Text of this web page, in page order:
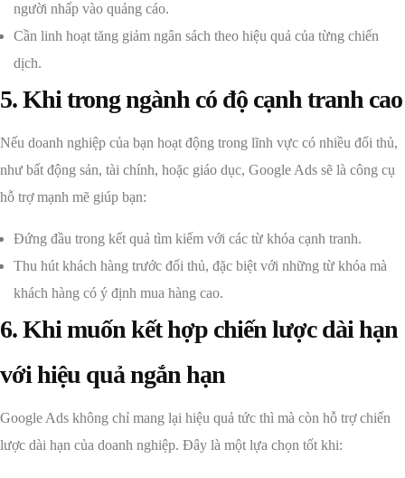
người nhấp vào quảng cáo.
Cần linh hoạt tăng giảm ngân sách theo hiệu quả của từng chiến
dịch.
5. Khi trong ngành có độ cạnh tranh cao
Nếu doanh nghiệp của bạn hoạt động trong lĩnh vực có nhiều đối thủ,
như bất động sản, tài chính, hoặc giáo dục, Google Ads sẽ là công cụ
hỗ trợ mạnh mẽ giúp bạn:
Đứng đầu trong kết quả tìm kiếm với các từ khóa cạnh tranh.
Thu hút khách hàng trước đối thủ, đặc biệt với những từ khóa mà
khách hàng có ý định mua hàng cao.
6. Khi muốn kết hợp chiến lược dài hạn
với hiệu quả ngắn hạn
Google Ads không chỉ mang lại hiệu quả tức thì mà còn hỗ trợ chiến
lược dài hạn của doanh nghiệp. Đây là một lựa chọn tốt khi: